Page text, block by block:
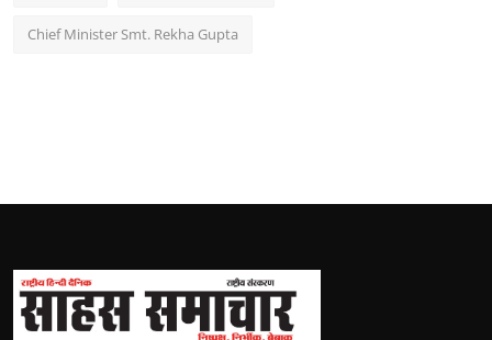
Chief Minister Smt. Rekha Gupta